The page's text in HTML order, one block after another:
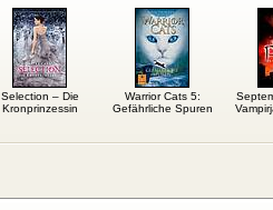
Selection – Die
Kronprinzessin
Warrior Cats 5:
Gefährliche Spuren